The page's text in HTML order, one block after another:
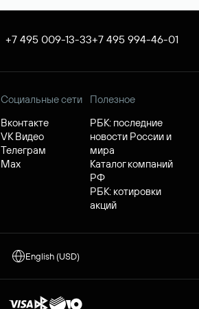
+7 495 009-13-33+7 495 994-46-01
Социальные сети
Вконтакте
VK Видео
Телеграм
Max
Полезное
РБК: последние
новости России и
мира
Каталог компаний
РФ
РБК: котировки
акций
English (USD)